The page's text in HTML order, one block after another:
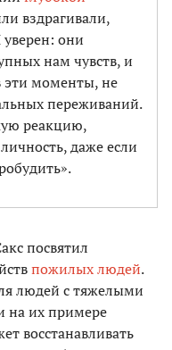
вздрагивали,
они
нам чувств, и
эти моменты, не
переживаний.
реакцию,
даже если
посвятил
пожилых людей.
людей с тяжелыми
на их примере
восстанавливать